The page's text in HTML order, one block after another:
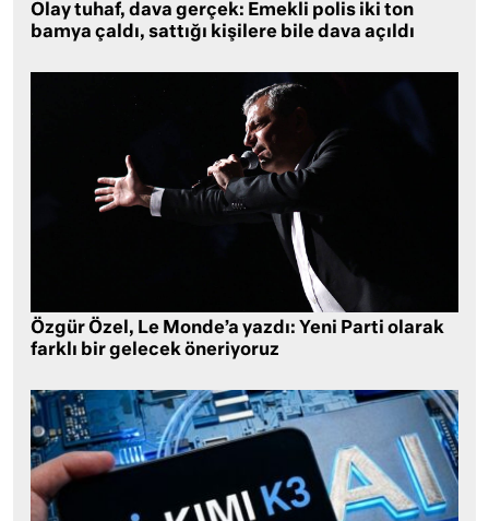
Olay tuhaf, dava gerçek: Emekli polis iki ton
bamya çaldı, sattığı kişilere bile dava açıldı
Özgür Özel, Le Monde’a yazdı: Yeni Parti olarak
farklı bir gelecek öneriyoruz